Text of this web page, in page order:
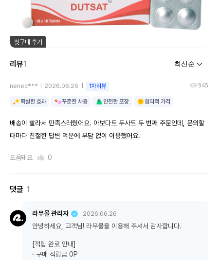
첫구매 후기
리뷰1
nenec*** 2026.06.26 1차리뷰 945
확실한 효과 꾸준한 사용 안전한 포장 합리적 가격
배송이 빨라서 만족스러웠어요. 아보다트 두사트 두 번째 주문인데, 문의할
때마다 친절한 답변 덕분에 부담 없이 이용했어요.
도움돼요 0
댓글 1
라무몰 관리자 2026.06.26
안녕하세요, 고객님! 라무몰을 이용해 주셔서 감사합니다.
[적립 완료 안내]
· 구매 적립금 0P